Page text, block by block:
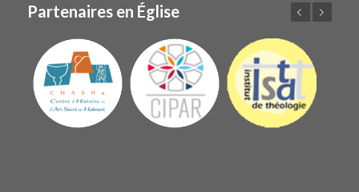
Partenaires en Église